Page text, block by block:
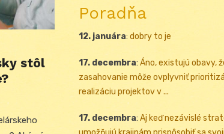
stôl
Poradňa
12. januára: dobry to je
17. decembra: Áno, existujú obavy,
zasahovanie môže ovplyvniť
realizáciu projektov v ...
17. decembra: Aj keď nezávislé